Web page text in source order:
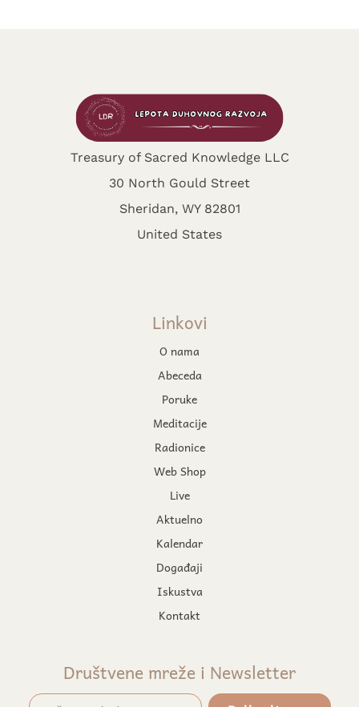
Treasury of Sacred Knowledge LLC
30 North Gould Street
Sheridan, WY 82801
United States
Linkovi
O nama
Abeceda
Poruke
Meditacije
Radionice
Web Shop
Live
Aktuelno
Kalendar
Događaji
Iskustva
Kontakt
Društvene mreže i Newsletter